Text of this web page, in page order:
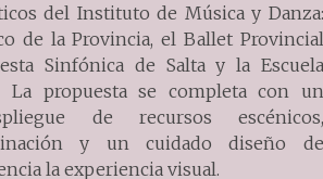
del Instituto de Música y Danza:
de la Provincia, el Ballet Provincial
Sinfónica de Salta y la Escuela
La propuesta se completa con un
de recursos escénicos,
y un cuidado diseño de
la experiencia visual.